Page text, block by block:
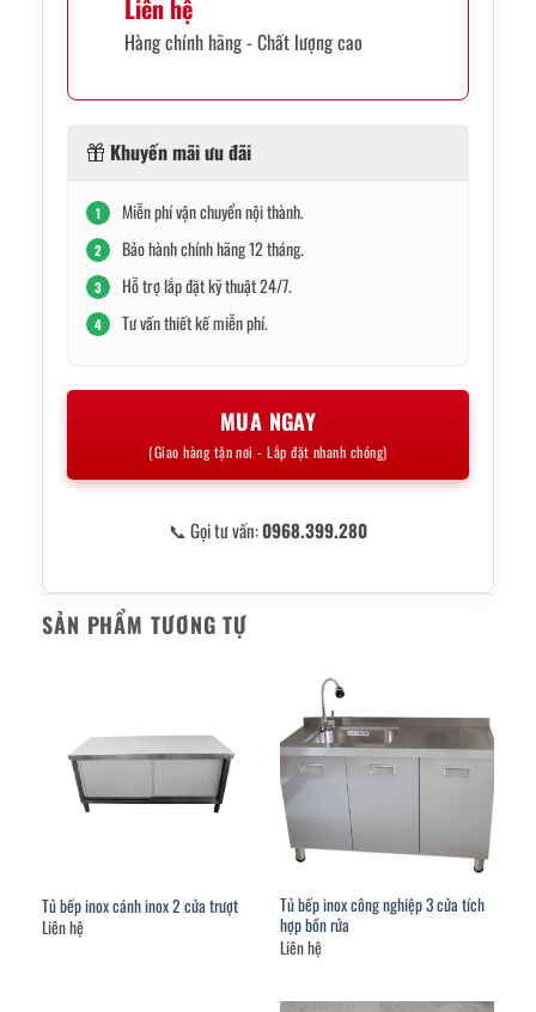
Liên hệ
Hàng chính hãng - Chất lượng cao
Khuyến mãi ưu đãi
1 Miễn phí vận chuyển nội thành.
2 Bảo hành chính hãng 12 tháng.
3 Hỗ trợ lắp đặt kỹ thuật 24/7.
4 Tư vấn thiết kế miễn phí.
MUA NGAY
(Giao hàng tận nơi - Lắp đặt nhanh chóng)
📞 Gọi tư vấn:0968.399.280
SẢN PHẨM TƯƠNG TỰ
Tủ bếp inox cánh inox 2 cửa trượt
Liên hệ
Tủ bếp inox công nghiệp 3 cửa tích
hợp bồn rửa
Liên hệ